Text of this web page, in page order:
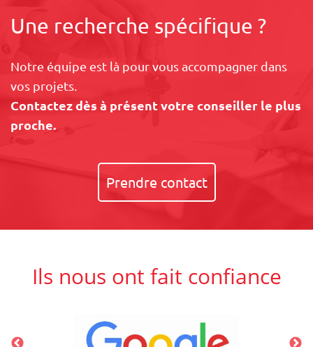
Une recherche spécifique ?
Notre équipe est là pour vous accompagner dans
vos projets.
Contactez dès à présent votre conseiller le plus
proche.
Prendre contact
Ils nous ont fait confiance